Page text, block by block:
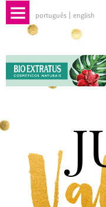
português english